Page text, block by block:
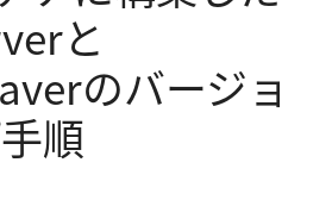
と
のバージョ
順